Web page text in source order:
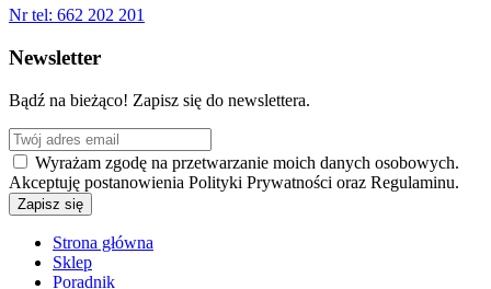
Nr tel: 662 202 201
Newsletter
Bądź na bieżąco! Zapisz się do newslettera.
Wyrażam zgodę na przetwarzanie moich danych osobowych.
Akceptuję postanowienia Polityki Prywatności oraz Regulaminu.
Strona główna
Sklep
Poradnik